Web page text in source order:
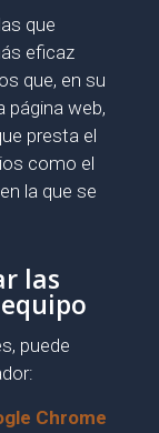
que
eficaz
que, en su
página web,
presta el
como el
la que se
las
puede
Chrome